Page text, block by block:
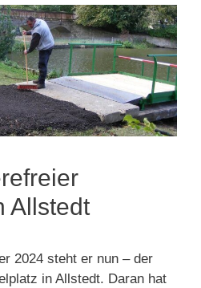
Allstedt
2024 steht er nun – der
in Allstedt. Daran hat